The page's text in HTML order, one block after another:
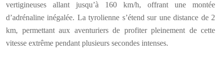
vertigineuses allant jusqu’à 160 km/h, offrant une montée
d’adrénaline inégalée. La tyrolienne s’étend sur une distance de 2
km, permettant aux aventuriers de profiter pleinement de cette
vitesse extrême pendant plusieurs secondes intenses.